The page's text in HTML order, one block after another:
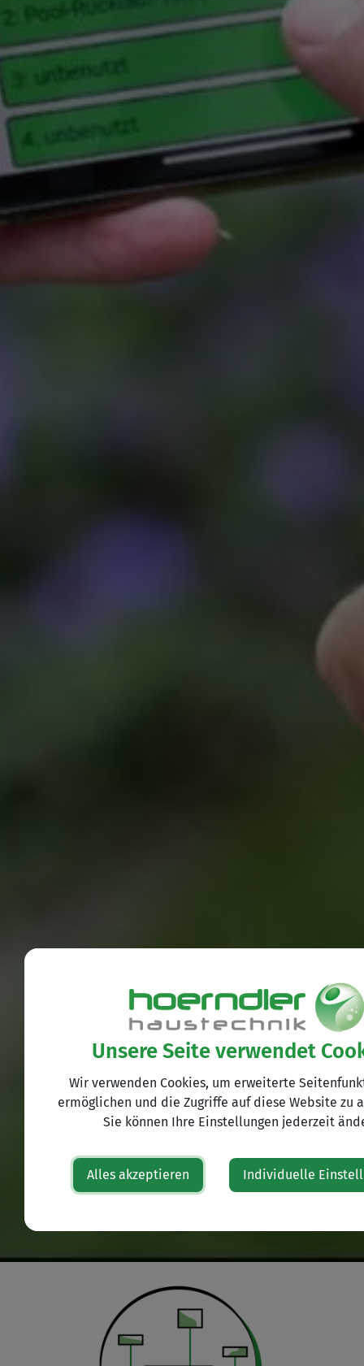
Kluge & proaktive
Unsere Seite verwendet
Wir verwenden Cookies, um erweiterte
ermöglichen und die Zugriffe auf diese Website zu
Sie können Ihre Einstellungen jederzeit
Alles akzeptieren Individuelle